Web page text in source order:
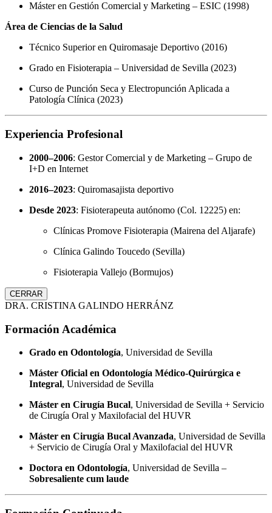
Máster en Gestión Comercial y Marketing – ESIC (1998)
Área de Ciencias de la Salud
Técnico Superior en Quiromasaje Deportivo (2016)
Grado en Fisioterapia – Universidad de Sevilla (2023)
Curso de Punción Seca y Electropunción Aplicada a
Patología Clínica (2023)
Experiencia Profesional
2000–2006: Gestor Comercial y de Marketing – Grupo de
I+D en Internet
2016–2023: Quiromasajista deportivo
Desde 2023: Fisioterapeuta autónomo (Col. 12225) en:
Clínicas Promove Fisioterapia (Mairena del Aljarafe)
Clínica Galindo Toucedo (Sevilla)
Fisioterapia Vallejo (Bormujos)
CERRAR
DRA. CRISTINA GALINDO HERRÁNZ
Formación Académica
Grado en Odontología, Universidad de Sevilla
Máster Oficial en Odontología Médico-Quirúrgica e
Integral, Universidad de Sevilla
Máster en Cirugía Bucal, Universidad de Sevilla + Servicio
de Cirugía Oral y Maxilofacial del HUVR
Máster en Cirugía Bucal Avanzada, Universidad de Sevilla
+ Servicio de Cirugía Oral y Maxilofacial del HUVR
Doctora en Odontología, Universidad de Sevilla –
Sobresaliente cum laude